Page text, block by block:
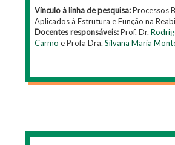
Vínculo à linha de pesquisa:Processos
Aplicados à Estrutura e Função na
Docentes responsáveis:Prof. Dr.
Carmo e Profa Dra. Silvana Maria